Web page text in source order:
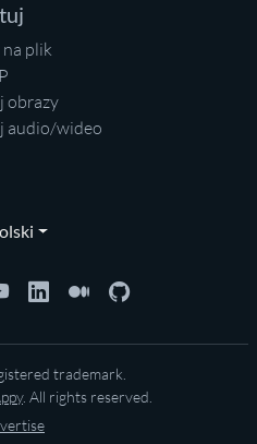
plik
obrazy
audio/wideo
trademark.
. All rights reserved.